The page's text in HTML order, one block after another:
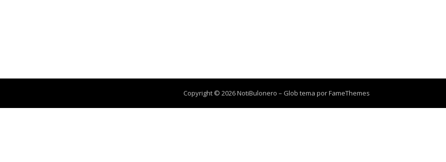
Copyright © 2026 NotiBulonero – Glob tema porFameThemes